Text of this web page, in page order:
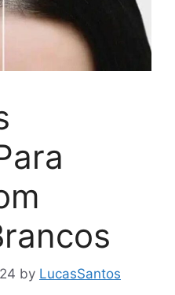
by LucasSantos